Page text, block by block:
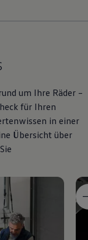
um Ihre Räder –
für Ihren
in einer
Übersicht über